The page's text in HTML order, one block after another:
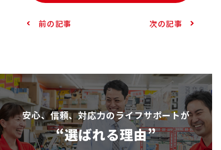
前の記事 次の記事
安⼼、信頼、対応⼒のライフサポートが
“選ばれる理由”